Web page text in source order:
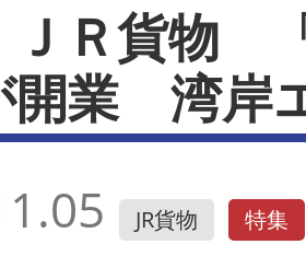
Ｒ貨物 「
開業 湾岸
JR貨物 特集